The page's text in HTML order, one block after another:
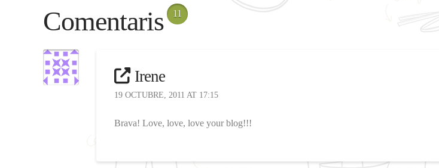
Comentaris 11
Irene
19 OCTUBRE, 2011 AT 17:15
Brava! Love, love, love your blog!!!